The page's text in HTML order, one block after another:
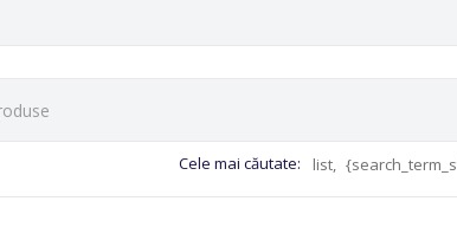
Cele mai căutate: list,